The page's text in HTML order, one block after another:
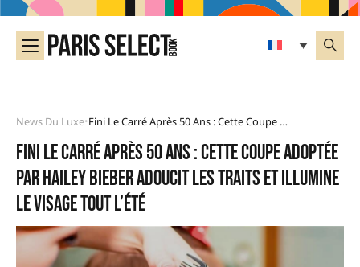
News Du Luxe• Fini Le Carré Après 50 Ans : Cette Coupe Adoptée Par Hailey Bieber Adoucit Les Traits Et Illumine Le Visage Tout L’été
Fini le carré après 50 ans : cette coupe adoptée
par Hailey Bieber adoucit les traits et illumine
le visage tout l’été